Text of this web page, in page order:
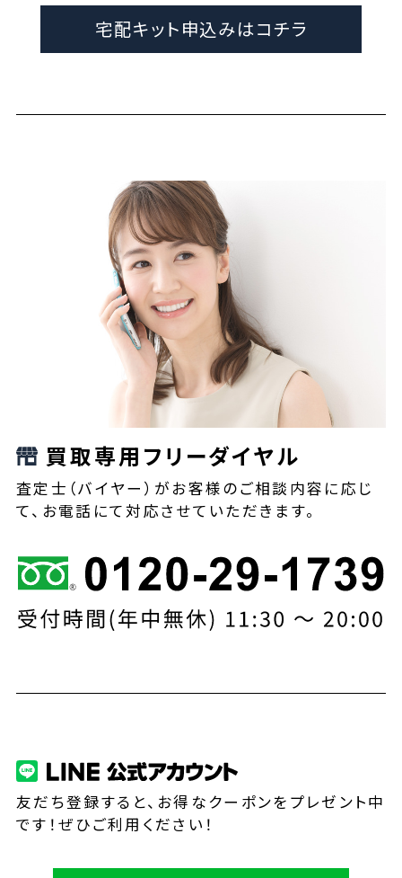
宅配キット申込みはコチラ
買取専用フリーダイヤル
査定士（バイヤー）がお客様のご相談内容に応じ
て、お電話にて対応させていただきます。
友だち登録すると、お得なクーポンをプレゼント中
です！ぜひご利用ください！